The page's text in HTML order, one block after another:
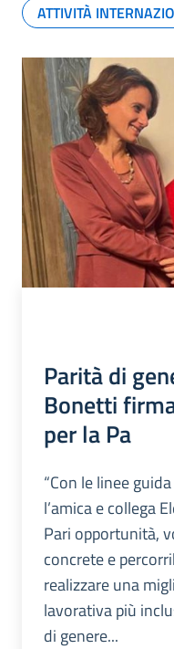
ATTIVITÀ
Parità di
Bonetti
per la Pa
“Con le linee
l’amica e collega
Pari opportunità,
concrete e
realizzare una
lavorativa più
di genere...